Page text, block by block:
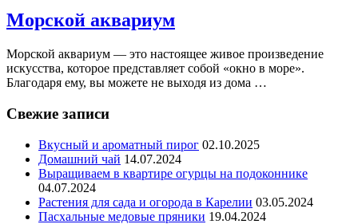
Морской аквариум
Морской аквариум — это настоящее живое произведение
искусства, которое представляет собой «окно в море».
Благодаря ему, вы можете не выходя из дома …
Свежие записи
Вкусный и ароматный пирог 02.10.2025
Домашний чай 14.07.2024
Выращиваем в квартире огурцы на подоконнике
04.07.2024
Растения для сада и огорода в Карелии 03.05.2024
Пасхальные медовые пряники 19.04.2024